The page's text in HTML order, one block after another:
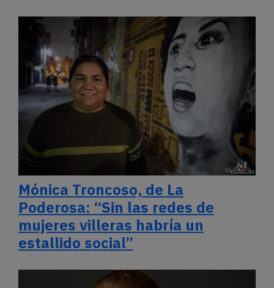
Mónica Troncoso, de La
Poderosa: “Sin las redes de
mujeres villeras habría un
estallido social”